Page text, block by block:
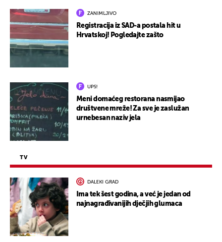
ZANIMLJIVO
Registracija iz SAD-a postala hit u
Hrvatskoj! Pogledajte zašto
UPS!
Meni domaćeg restorana nasmijao
društvene mreže! Za sve je zaslužan
urnebesan naziv jela
TV
DALEKI GRAD
Ima tek šest godina, a već je jedan od
najnagrađivanijih dječjih glumaca